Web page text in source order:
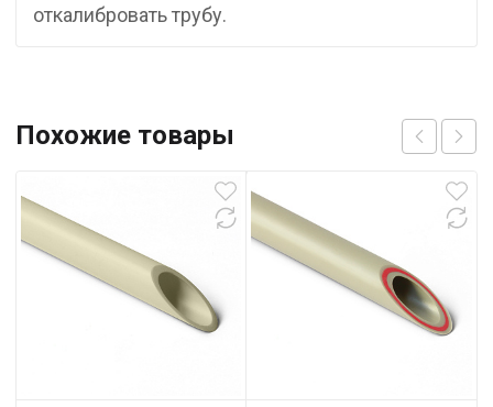
откалибровать трубу.
Похожие товары